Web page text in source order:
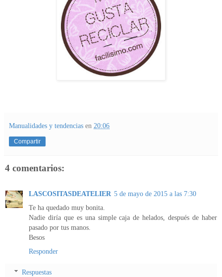
Manualidades y tendencias en 20:06
Compartir
4 comentarios:
LASCOSITASDEATELIER 5 de mayo de 2015 a las 7:30
Te ha quedado muy bonita.
Nadie diría que es una simple caja de helados, después de haber
pasado por tus manos.
Besos
Responder
Respuestas